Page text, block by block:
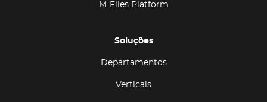
M-Files Platform
Soluções
Departamentos
Verticais